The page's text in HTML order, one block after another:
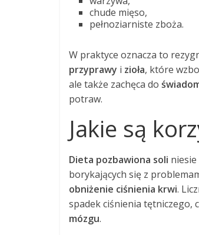
chude mięso,
pełnoziarniste zboża.
W praktyce oznacza to
przyprawy i zioła, które
ale także zachęca do
potraw.
Jakie są
Dieta pozbawiona soli
borykających się z
obniżenie ciśnienia krwi.
spadek ciśnienia tętniczego,
mózgu.